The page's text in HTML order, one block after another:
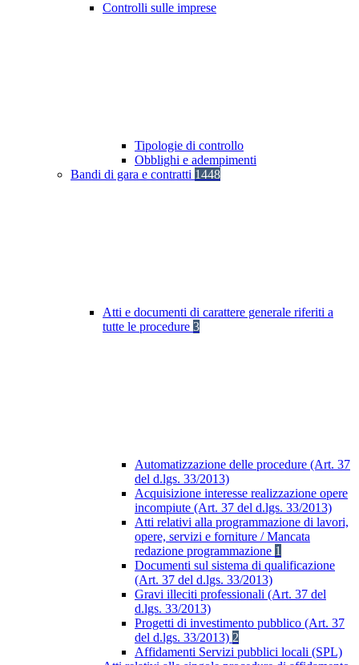
Controlli sulle imprese
Tipologie di controllo
Obblighi e adempimenti
Bandi di gara e contratti 1448
Atti e documenti di carattere generale riferiti a
tutte le procedure 3
Automatizzazione delle procedure (Art. 37
del d.lgs. 33/2013)
Acquisizione interesse realizzazione opere
incompiute (Art. 37 del d.lgs. 33/2013)
Atti relativi alla programmazione di lavori,
opere, servizi e forniture / Mancata
redazione programmazione 1
Documenti sul sistema di qualificazione
(Art. 37 del d.lgs. 33/2013)
Gravi illeciti professionali (Art. 37 del
d.lgs. 33/2013)
Progetti di investimento pubblico (Art. 37
del d.lgs. 33/2013) 2
Affidamenti Servizi pubblici locali (SPL)